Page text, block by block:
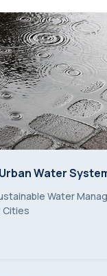
Water
Water
text:
Water
Cities